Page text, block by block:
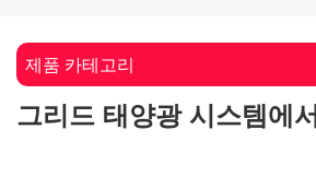
제품 카테고리
그리드 태양광 시스템에서